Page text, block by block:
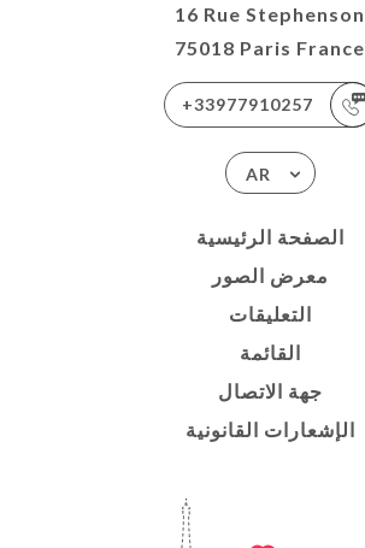
16 Rue Stephenson
75018 Paris France
+33977910257
AR
الصفحة الرئيسية
معرض الصور
التعليقات
القائمة
جهة الاتصال
الإشعارات القانونية